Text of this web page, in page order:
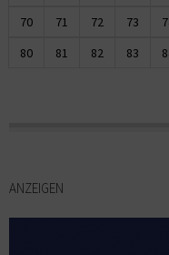
70
71 72 73
80
81 82 83
ANZEIGEN